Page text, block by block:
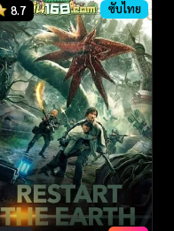
8.7 ซับไทย